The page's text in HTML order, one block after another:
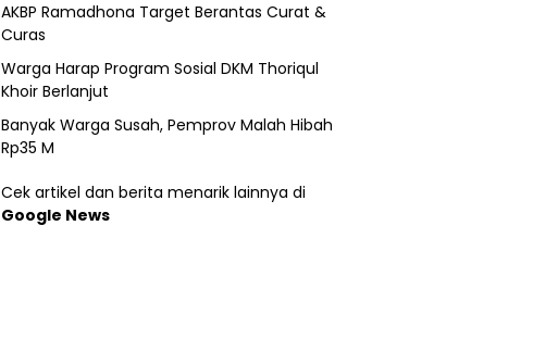
AKBP Ramadhona Target Berantas Curat &
Curas
Warga Harap Program Sosial DKM Thoriqul
Khoir Berlanjut
Banyak Warga Susah, Pemprov Malah Hibah
Rp35 M
Cek artikel dan berita menarik lainnya di
Google News